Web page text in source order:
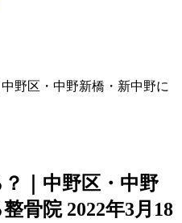
野区・中野新橋・新中野に
｜中野区・中野
骨院 2022年3月18